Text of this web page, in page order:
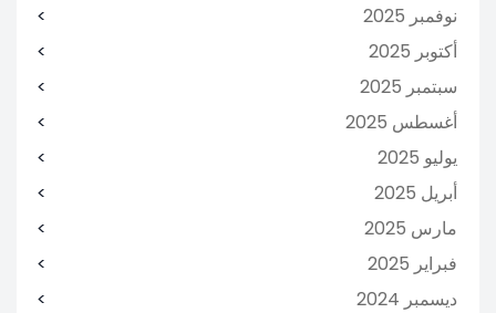
نوفمبر 2025
أكتوبر 2025
سبتمبر 2025
أغسطس 2025
يوليو 2025
أبريل 2025
مارس 2025
فبراير 2025
ديسمبر 2024